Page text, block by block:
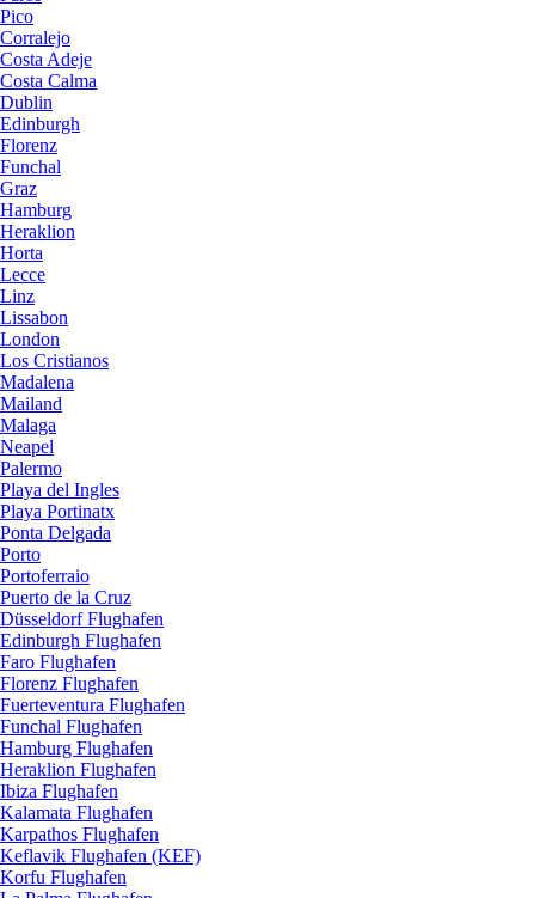
Pico
Corralejo
Costa Adeje
Costa Calma
Dublin
Edinburgh
Florenz
Funchal
Graz
Hamburg
Heraklion
Horta
Lecce
Linz
Lissabon
London
Los Cristianos
Madalena
Mailand
Malaga
Neapel
Palermo
Playa del Ingles
Playa Portinatx
Ponta Delgada
Porto
Portoferraio
Puerto de la Cruz
Düsseldorf Flughafen
Edinburgh Flughafen
Faro Flughafen
Florenz Flughafen
Fuerteventura Flughafen
Funchal Flughafen
Hamburg Flughafen
Heraklion Flughafen
Ibiza Flughafen
Kalamata Flughafen
Karpathos Flughafen
Keflavik Flughafen (KEF)
Korfu Flughafen